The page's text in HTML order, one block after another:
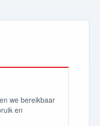
we bereikbaar
en